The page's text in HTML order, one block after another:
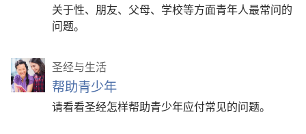
关于性、朋友、父母、学校等方面青年人最常问的
问题。
圣经与生活
帮助青少年
请看看圣经怎样帮助青少年应付常见的问题。